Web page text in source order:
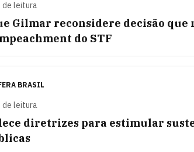
de leitura
Gilmar reconsidere decisão
do STF
BRASIL
de leitura
diretrizes para estimular